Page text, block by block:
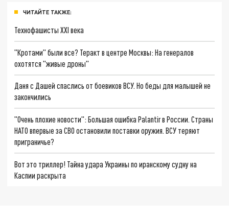
ЧИТАЙТЕ ТАКЖЕ:
Технофашисты XXI века
"Кротами" были все? Теракт в центре Москвы: На генералов
охотятся "живые дроны"
Даня с Дашей спаслись от боевиков ВСУ. Но беды для малышей не
закончились
"Очень плохие новости": Большая ошибка Palantir в России. Страны
НАТО впервые за СВО остановили поставки оружия. ВСУ теряют
приграничье?
Вот это триллер! Тайна удара Украины по иранскому судну на
Каспии раскрыта